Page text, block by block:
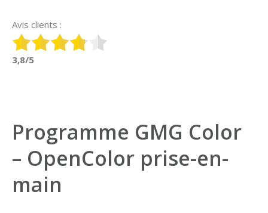
Avis clients :
3,8/5
Programme GMG Color
– OpenColor prise-en-
main